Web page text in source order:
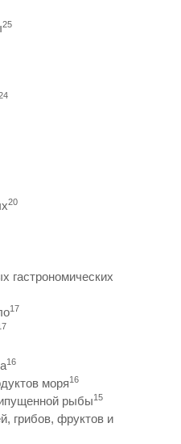
25
20
17
16
моря16
рыбы15
грибов, фруктов и